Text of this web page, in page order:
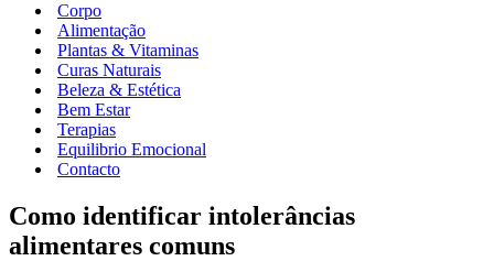
navegação
Corpo
Alimentação
Plantas & Vitaminas
Curas Naturais
Beleza & Estética
Bem Estar
Terapias
Equilibrio Emocional
Contacto
Como identificar intolerâncias
alimentares comuns